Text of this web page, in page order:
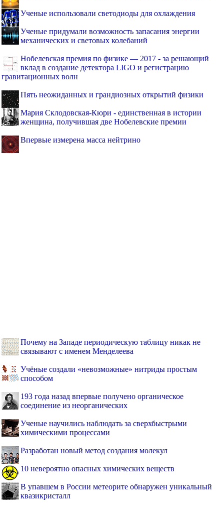
Ученые использовали светодиоды для охлаждения
Ученые придумали возможность запасания энергии
механических и световых колебаний
Нобелевская премия по физике — 2017 - за решающий
вклад в создание детектора LIGO и регистрацию
гравитационных волн
Пять неожиданных и грандиозных открытий физики
Мария Склодовская-Кюри - единственная в истории
женщина, получившая две Нобелевские премии
Впервые измерена масса нейтрино
Почему на Западе периодическую таблицу никак не
связывают с именем Менделеева
Учёные создали «невозможные» нитриды простым
способом
193 года назад впервые получено органическое
соединение из неорганических
Ученые научились наблюдать за сверхбыстрыми
химическими процессами
Разработан новый метод создания молекул
10 невероятно опасных химических веществ
В упавшем в России метеорите обнаружен уникальный
квазикристалл